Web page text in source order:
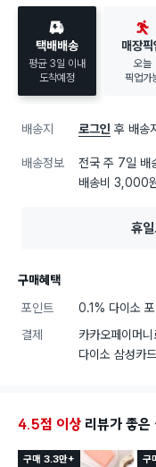
택배배송
평균 3일 이내
도착예정
매장픽
오늘
픽업가
배송지 로그인 후 배송
배송정보 전국 주 7일 배
배송비 3,000
휴
구매혜택
포인트
0.1% 다이소
결제
카카오페이머
다이소 삼성카
4.5점 이상 리뷰가 좋은
구매 3.3만+ 구